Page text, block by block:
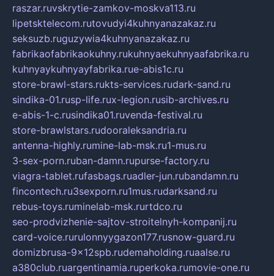
raszar.ruvskrytie-zamkov-moskva113.ru
lipetsktelecom.rutovudyi4kuhnyanazakaz.ru
seksuzb.ruguzywia4kuhnyanazakaz.ru
fabrikaofabrikaokuhny.rukuhnyaekuhnyaafabrika.ru
kuhnyaykuhnyayfabrika.rue-abis1c.ru
store-brawl-stars.rukts-services.rudark-sand.ru
sindika-01.rusp-life.rux-legion.rusib-archives.ru
e-abis-1-c.rusindika01.ruvenda-festival.ru
store-brawlstars.rudooraleksandria.ru
antenna-highly.rumine-lab-msk.ru1-mus.ru
3-sex-porn.ruban-damn.rupurse-factory.ru
viagra-tablet.rufasbags.ruadler-jun.rubandamn.ru
fincontech.ru3sexporn.ru1mus.rudarksand.ru
rebus-toys.ruminelab-msk.rurtdco.ru
seo-prodvizhenie-sajtov-stroitelnyh-kompanij.ru
card-voice.rurulonnyygazon177.rusnow-guard.ru
domizbrusa-9x12spb.rudemaholding.ruaalse.ru
a380club.ruargentinamia.ruperkoka.rumovie-one.ru